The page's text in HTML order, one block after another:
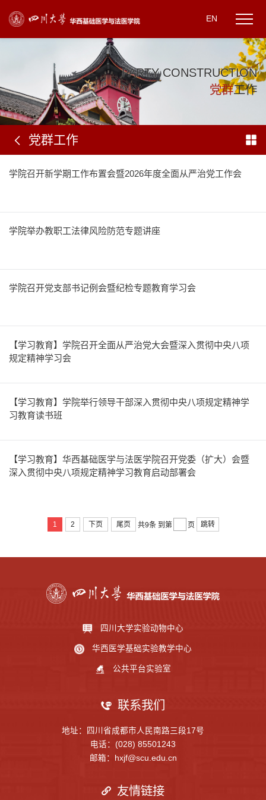
EN
PARTY CONSTRUCTION
党群工作
党群工作
学院召开新学期工作布置会暨2026年度全面从严治党工作会
学院举办教职工法律风险防范专题讲座
学院召开党支部书记例会暨纪检专题教育学习会
【学习教育】学院召开全面从严治党大会暨深入贯彻中央八项
规定精神学习会
【学习教育】学院举行领导干部深入贯彻中央八项规定精神学
习教育读书班
【学习教育】华西基础医学与法医学院召开党委（扩大）会暨
深入贯彻中央八项规定精神学习教育启动部署会
1 2 下页 尾页 共9条 到第 页 跳转
四川大学实验动物中心
华西医学基础实验教学中心
公共平台实验室
联系我们
地址：四川省成都市人民南路三段17号
电话：(028) 85501243
邮箱：hxjf@scu.edu.cn
友情链接